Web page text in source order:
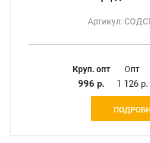
Артикул:
Круп. опт
996 р.
Опт
1 126 р.